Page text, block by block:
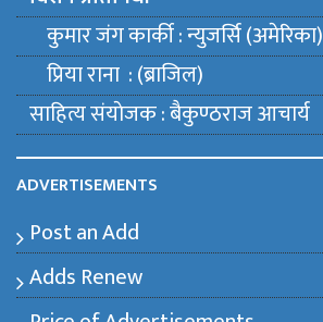
कुमार जंग कार्की : न्युजर्सि (अमेरिका)
प्रिया राना : (ब्राजिल)
साहित्य संयाेजक : बैकुण्ठराज आचार्य
ADVERTISEMENTS
Post an Add
Adds Renew